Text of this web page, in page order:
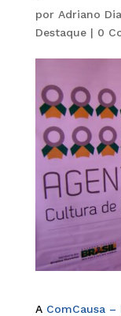
por Adriano
Destaque| 0
A ComCausa –